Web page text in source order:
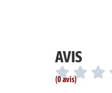
AVIS
(0 avis)